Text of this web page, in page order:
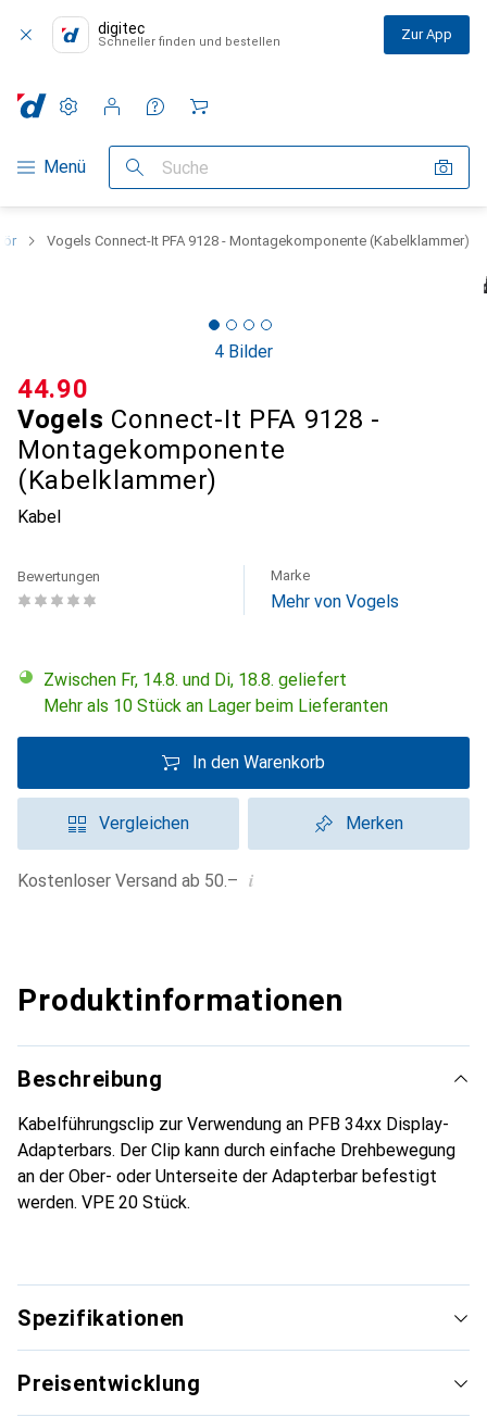
digitec
Schneller finden und bestellen Zur App
Navigation nach Kategorien
Menü Suche
Einstellungen
Kundenkonto
Vergleichslisten
Merklisten
Warenkorb
Vogels Connect-It PFA 9128 - Montagekomponente (Kabelklammer)
4 Bilder
Vogels Connect-It PFA 9128 -
Montagekomponente
(Kabelklammer)
Kabel
CHF
44.90
Bewertungen Marke
Mehr von Vogels
Zwischen Fr, 14.8. und Di, 18.8. geliefert
Mehr als 10 Stück an Lager beim Lieferanten
In den Warenkorb
Vergleichen Merken
Kostenloser Versand ab 50.– i
Produktinformationen
Beschreibung
Kabelführungsclip zur Verwendung an PFB 34xx Display-
Adapterbars. Der Clip kann durch einfache Drehbewegung
an der Ober- oder Unterseite der Adapterbar befestigt
werden. VPE 20 Stück.
Spezifikationen
Preisentwicklung